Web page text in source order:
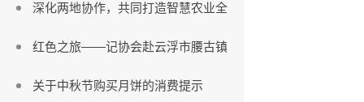
深化两地协作，共同打造智慧农业全
红色之旅——记协会赴云浮市腰古镇
关于中秋节购买月饼的消费提示